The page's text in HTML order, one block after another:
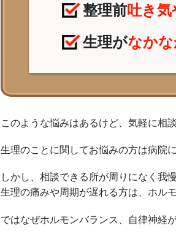
整理前吐き気
生理がなか
このような悩みはあるけど、気軽に相
生理のことに関してお悩みの方は病院
しかし、相談できる所が周りになく我
生理の痛みや周期が遅れる方は、ホル
ではなぜホルモンバランス、自律神経